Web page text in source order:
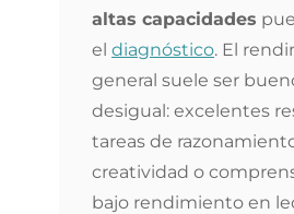
altas capacidades
el diagnóstico. El
general suele ser
desigual: excelentes
tareas de
creatividad o
bajo rendimiento en